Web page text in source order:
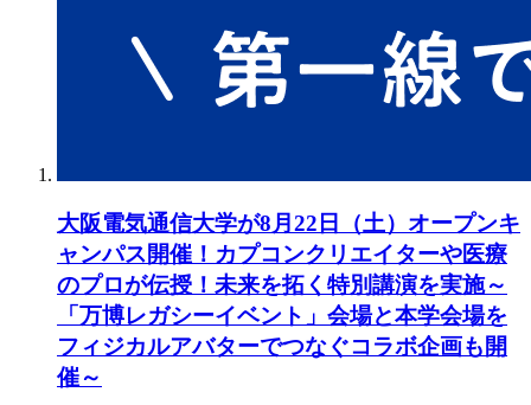
大阪電気通信大学が8月22日（土）オープンキ
ャンパス開催！カプコンクリエイターや医療
のプロが伝授！未来を拓く特別講演を実施～
「万博レガシーイベント」会場と本学会場を
フィジカルアバターでつなぐコラボ企画も開
催～